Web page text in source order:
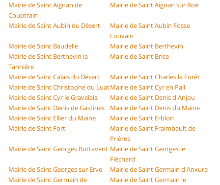
Mairie de Saint Aignan de
Couptrain
Mairie de Saint Aignan sur Roë
Mairie de Saint Aubin du Désert
Mairie de Saint Aubin Fosse
Louvain
Mairie de Saint Baudelle
Mairie de Saint Berthevin
Mairie de Saint Berthevin la
Tannière
Mairie de Saint Brice
Mairie de Saint Calais du Désert
Mairie de Saint Charles la Forêt
Mairie de Saint Christophe du LuatMairie de Saint Cyr en Pail
Mairie de Saint Cyr le Gravelais
Mairie de Saint Denis d'Anjou
Mairie de Saint Denis de Gastines
Mairie de Saint Denis du Maine
Mairie de Saint Ellier du Maine
Mairie de Saint Erblon
Mairie de Saint Fort
Mairie de Saint Fraimbault de
Prières
Mairie de Saint Georges Buttavent Mairie de Saint Georges le
Fléchard
Mairie de Saint Georges sur Erve
Mairie de Saint Germain d'Anxure
Mairie de Saint Germain de
Mairie de Saint Germain le